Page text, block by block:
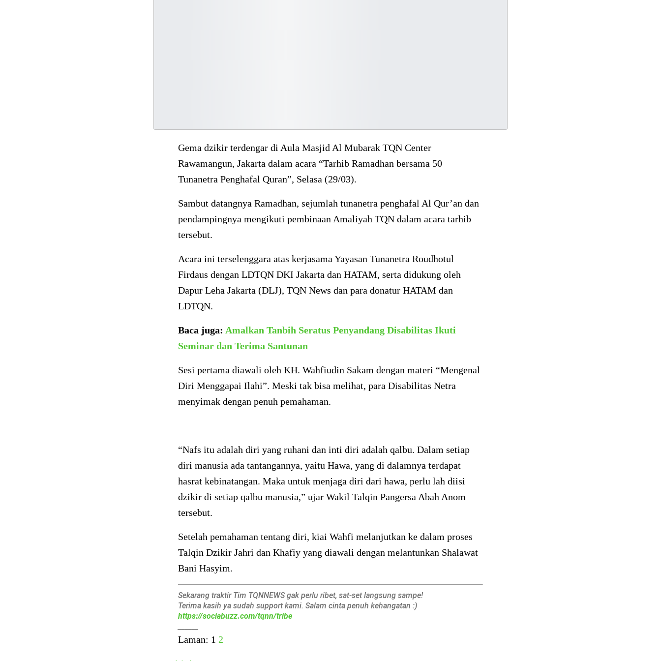
Gema dzikir terdengar di Aula Masjid Al Mubarak TQN Center
Rawamangun, Jakarta dalam acara “Tarhib Ramadhan bersama 50
Tunanetra Penghafal Quran”, Selasa (29/03).
Sambut datangnya Ramadhan, sejumlah tunanetra penghafal Al Qur’an dan
pendampingnya mengikuti pembinaan Amaliyah TQN dalam acara tarhib
tersebut.
Acara ini terselenggara atas kerjasama Yayasan Tunanetra Roudhotul
Firdaus dengan LDTQN DKI Jakarta dan HATAM, serta didukung oleh
Dapur Leha Jakarta (DLJ), TQN News dan para donatur HATAM dan
LDTQN.
Baca juga: Amalkan Tanbih Seratus Penyandang Disabilitas Ikuti
Seminar dan Terima Santunan
Sesi pertama diawali oleh KH. Wahfiudin Sakam dengan materi “Mengenal
Diri Menggapai Ilahi”. Meski tak bisa melihat, para Disabilitas Netra
menyimak dengan penuh pemahaman.
“Nafs itu adalah diri yang ruhani dan inti diri adalah qalbu. Dalam setiap
diri manusia ada tantangannya, yaitu Hawa, yang di dalamnya terdapat
hasrat kebinatangan. Maka untuk menjaga diri dari hawa, perlu lah diisi
dzikir di setiap qalbu manusia,” ujar Wakil Talqin Pangersa Abah Anom
tersebut.
Setelah pemahaman tentang diri, kiai Wahfi melanjutkan ke dalam proses
Talqin Dzikir Jahri dan Khafiy yang diawali dengan melantunkan Shalawat
Bani Hasyim.
Sekarang traktir Tim TQNNEWS gak perlu ribet, sat-set langsung sampe!
Terima kasih ya sudah support kami. Salam cinta penuh kehangatan :)
https://sociabuzz.com/tqnn/tribe
Laman: 1 2